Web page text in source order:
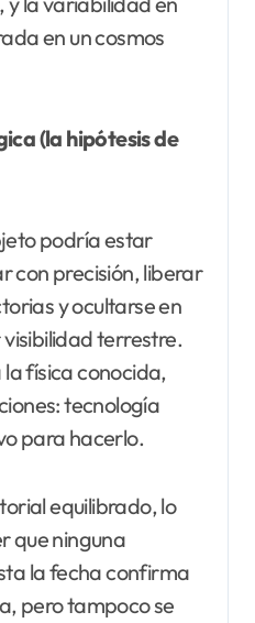
en un cosmos
(la hipótesis de
podría estar
con precisión, liberar
y ocultarse en
terrestre.
la física conocida,
tecnología
para hacerlo.
equilibrado, lo
que ninguna
la fecha confirma
pero tampoco se